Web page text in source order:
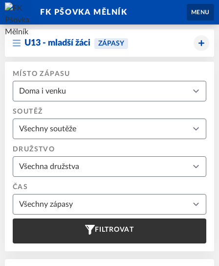
FK PŠOVKA MĚLNÍK MENU
U13 - mladší žáci ZÁPASY
MÍSTO ZÁPASU
SOUTĚŽ
DRUŽSTVO
ČAS
FILTROVAT